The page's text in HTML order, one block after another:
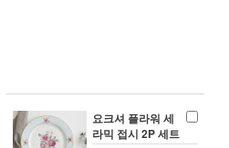
요크셔 플라워 세
라믹 접시 2P 세트